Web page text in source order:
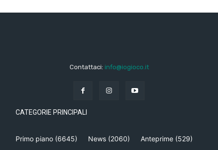
Contattaci: info@iogioco.it
CATEGORIE PRINCIPALI
Primo piano (6645) News (2060) Anteprime (529)